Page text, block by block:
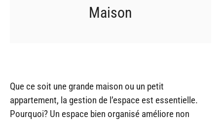
Maison
Que ce soit une grande maison ou un petit
appartement, la gestion de l’espace est essentielle.
Pourquoi? Un espace bien organisé améliore non